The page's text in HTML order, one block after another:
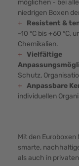
möglichen - bei
niedrigen Boxen
+
Resistent &
-10 °C bis +60 °C,
Chemikalien.
+ Vielfältige
Schutz,
+ Anpassbare
individuellen
Mit den
smarte,
als auch in